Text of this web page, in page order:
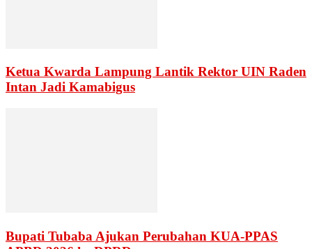
Ketua Kwarda Lampung Lantik Rektor UIN Raden
Intan Jadi Kamabigus
Bupati Tubaba Ajukan Perubahan KUA-PPAS